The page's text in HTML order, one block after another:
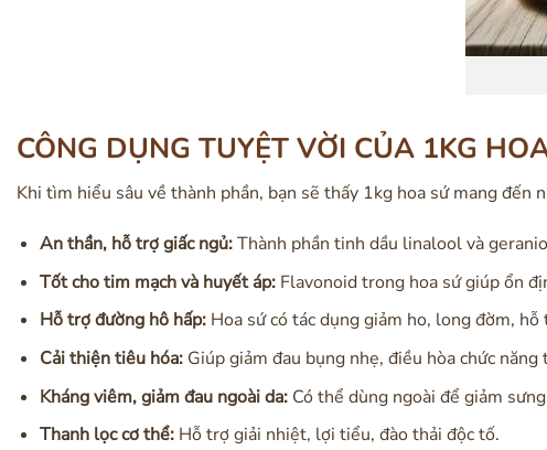
CÔNG DỤNG TUYỆT VỜI CỦA 1KG
Khi tìm hiểu sâu về thành phần, bạn sẽ thấy 1kg hoa sứ mang đến
An thần, hỗ trợ giấc ngủ:Thành phần tinh dầu linalool và
Tốt cho tim mạch và huyết áp:Flavonoid trong hoa sứ giúp ổn
Hỗ trợ đường hô hấp:Hoa sứ có tác dụng giảm ho, long đờm,
Cải thiện tiêu hóa:Giúp giảm đau bụng nhẹ, điều hòa chức năng
Kháng viêm, giảm đau ngoài da:Có thể dùng ngoài để giảm
Thanh lọc cơ thể:Hỗ trợ giải nhiệt, lợi tiểu, đào thải độc tố.